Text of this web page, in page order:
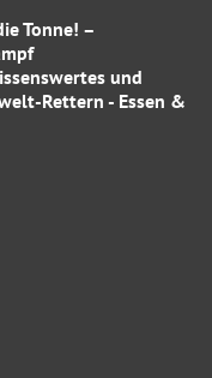
Tonne! –
und
Rettern - Essen &